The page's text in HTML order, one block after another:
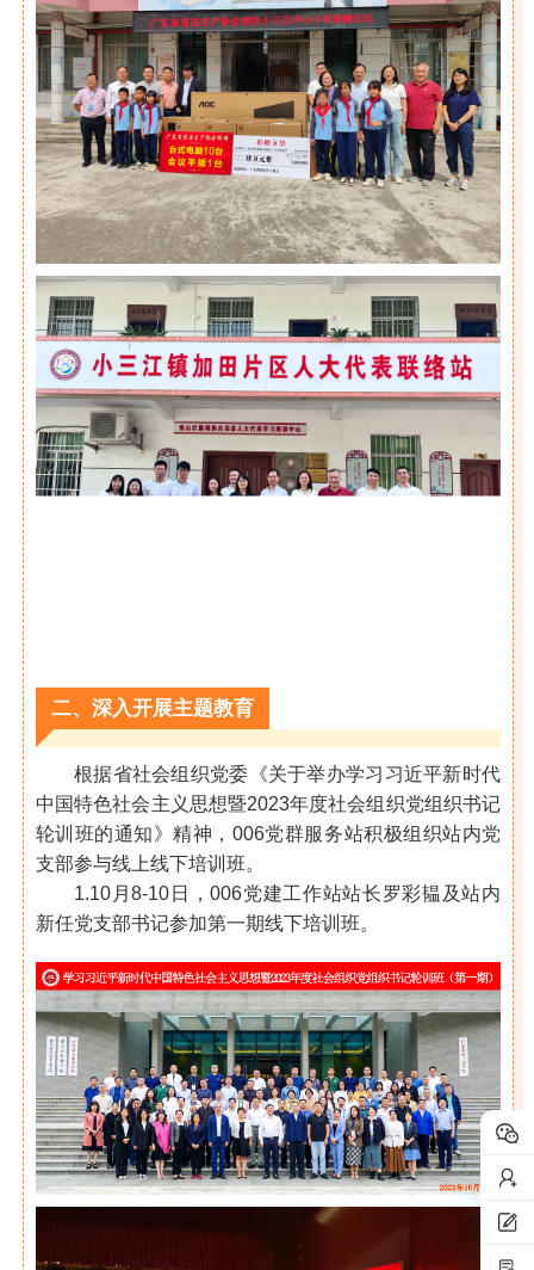
二、 深入开展主题教育
根据省社会组织党委《关于举办学习习近平新时代
中国特色社会主义思想暨2023年度社会组织党组织书记
轮训班的通知》精神，006党群服务站积极组织站内党
支部参与线上线下培训班。
1.10月8-10日，006党建工作站站长罗彩韫及站内
新任党支部书记参加第一期线下培训班。